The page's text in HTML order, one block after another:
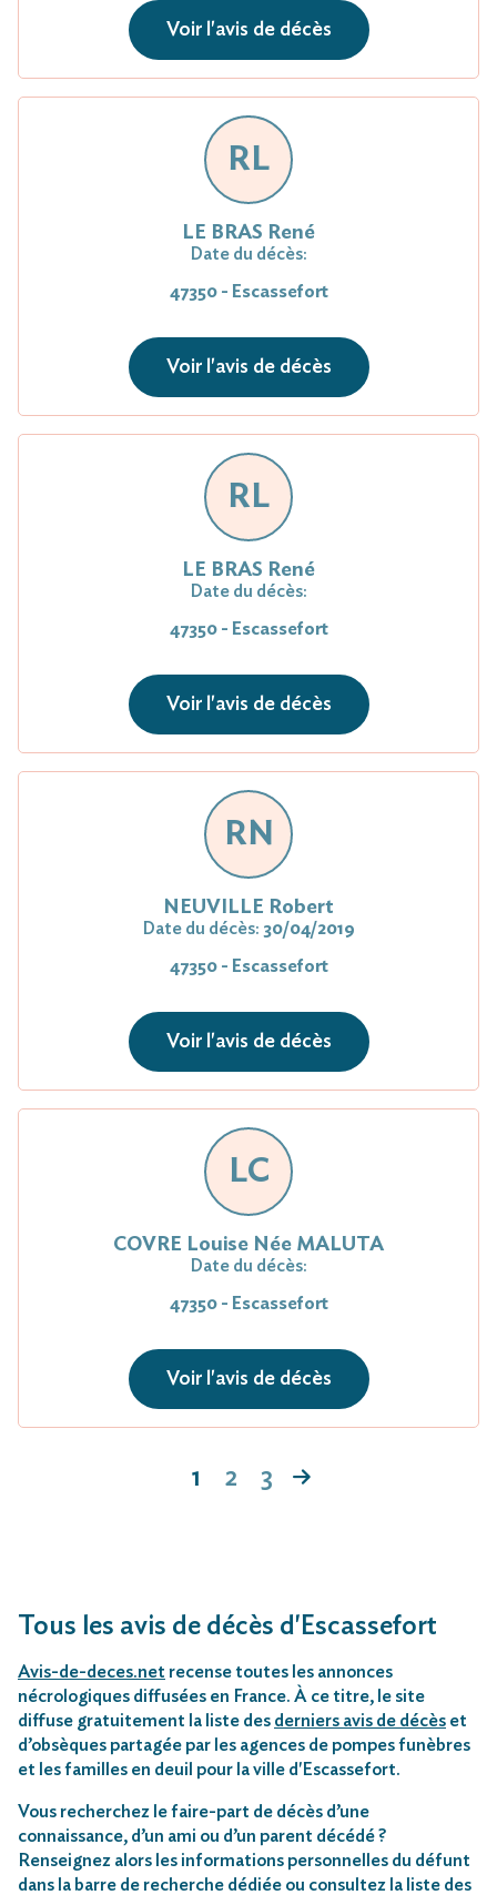
Voir l'avis de décès
RL
LE BRAS René
Date du décès:
47350 - Escassefort
Voir l'avis de décès
RL
LE BRAS René
Date du décès:
47350 - Escassefort
Voir l'avis de décès
RN
NEUVILLE Robert
Date du décès: 30/04/2019
47350 - Escassefort
Voir l'avis de décès
LC
COVRE Louise Née MALUTA
Date du décès:
47350 - Escassefort
Voir l'avis de décès
1 2 3
Tous les avis de décès d'Escassefort
Avis-de-deces.net recense toutes les annonces
nécrologiques diffusées en France. À ce titre, le site
diffuse gratuitement la liste des derniers avis de décès et
d’obsèques partagée par les agences de pompes funèbres
et les familles en deuil pour la ville d'Escassefort.
Vous recherchez le faire-part de décès d’une
connaissance, d’un ami ou d’un parent décédé ?
Renseignez alors les informations personnelles du défunt
dans la barre de recherche dédiée ou consultez la liste des